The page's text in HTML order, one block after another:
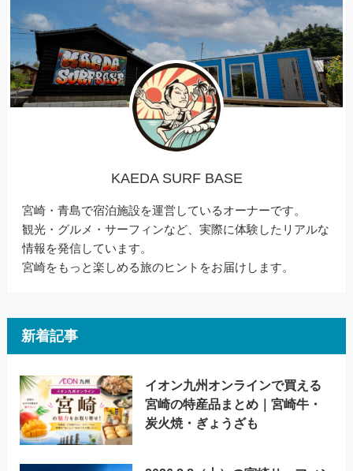
KAEDA SURF BASE
宮崎・青島で宿泊施設を運営しているオーナーです。
観光・グルメ・サーフィンなど、実際に体験したリアルな
情報を発信しています。
宮崎をもっと楽しめる旅のヒントをお届けします。
新着記事
イオン九州オンラインで買える
宮崎の特産品まとめ｜宮崎牛・
炭火焼・ぎょうざも